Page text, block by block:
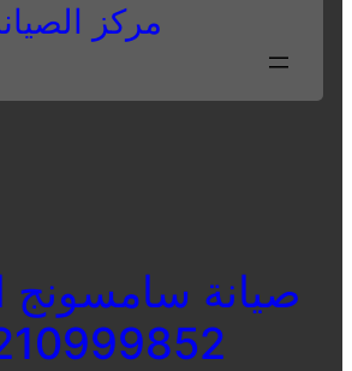
مركز
صيانة سامسونج